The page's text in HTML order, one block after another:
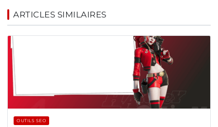
ARTICLES SIMILAIRES
OUTILS SEO